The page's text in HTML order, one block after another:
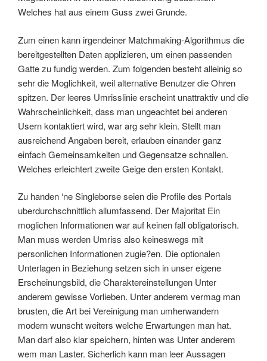
Welches hat aus einem Guss zwei Grunde.
Zum einen kann irgendeiner Matchmaking-Algorithmus die
bereitgestellten Daten applizieren, um einen passenden
Gatte zu fundig werden. Zum folgenden besteht alleinig so
sehr die Moglichkeit, weil alternative Benutzer die Ohren
spitzen. Der leeres Umrisslinie erscheint unattraktiv und die
Wahrscheinlichkeit, dass man ungeachtet bei anderen
Usern kontaktiert wird, war arg sehr klein. Stellt man
ausreichend Angaben bereit, erlauben einander ganz
einfach Gemeinsamkeiten und Gegensatze schnallen.
Welches erleichtert zweite Geige den ersten Kontakt.
Zu handen ‘ne Singleborse seien die Profile des Portals
uberdurchschnittlich allumfassend. Der Majoritat Ein
moglichen Informationen war auf keinen fall obligatorisch.
Man muss werden Umriss also keineswegs mit
personlichen Informationen zugie?en. Die optionalen
Unterlagen in Beziehung setzen sich in unser eigene
Erscheinungsbild, die Charaktereinstellungen Unter
anderem gewisse Vorlieben. Unter anderem vermag man
brusten, die Art bei Vereinigung man umherwandern
modern wunscht weiters welche Erwartungen man hat.
Man darf also klar speichern, hinten was Unter anderem
wem man Laster. Sicherlich kann man leer Aussagen